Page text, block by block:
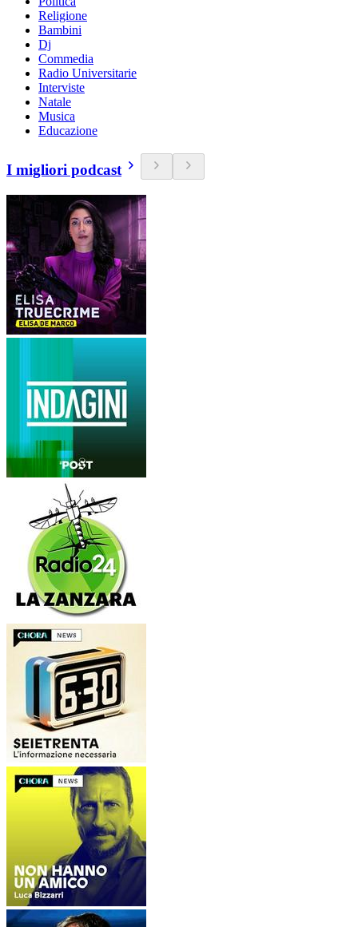
Religione
Bambini
Dj
Commedia
Radio Universitarie
Interviste
Natale
Musica
Educazione
I migliori podcast